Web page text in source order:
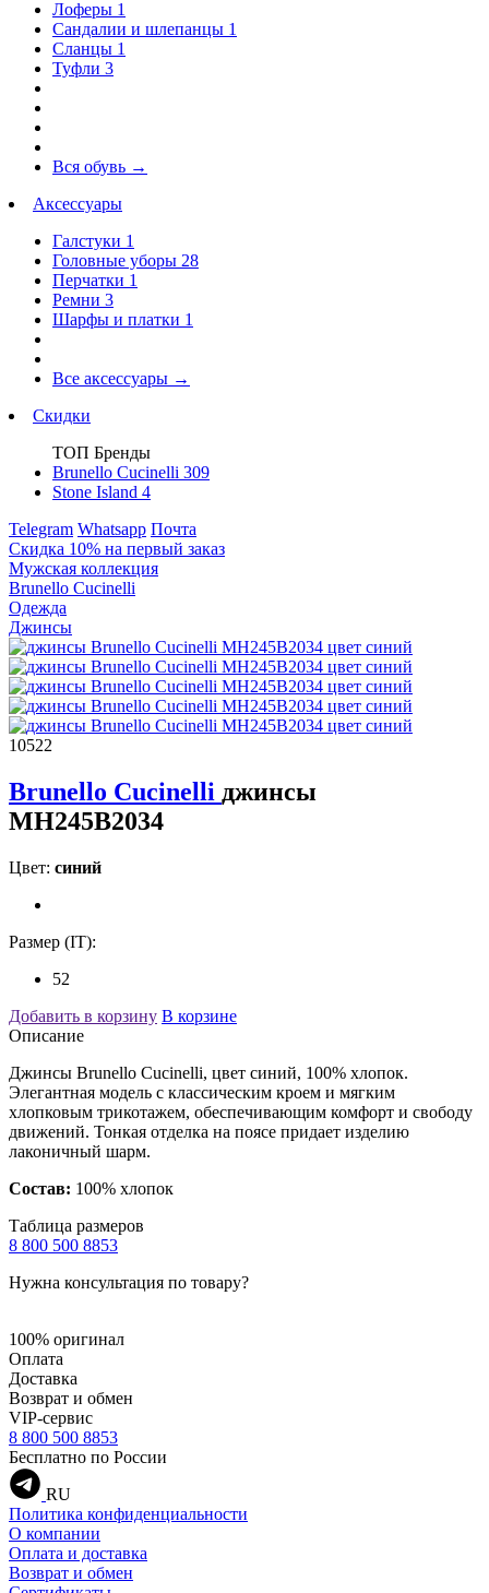
Лоферы 1
Сандалии и шлепанцы 1
Сланцы 1
Туфли 3
Вся обувь →
Аксессуары
Галстуки 1
Головные уборы 28
Перчатки 1
Ремни 3
Шарфы и платки 1
Все аксессуары →
Скидки
ТОП Бренды
Brunello Cucinelli 309
Stone Island 4
Telegram Whatsapp Почта
Скидка 10% на первый заказ
Мужская коллекция
Brunello Cucinelli
Одежда
Джинсы
10522
Brunello Cucinelli джинсы
MH245B2034
Цвет: синий
Размер (IT):
52
Добавить в корзину В корзине
Описание
Джинсы Brunello Cucinelli, цвет синий, 100% хлопок.
Элегантная модель с классическим кроем и мягким
хлопковым трикотажем, обеспечивающим комфорт и свободу
движений. Тонкая отделка на поясе придает изделию
лаконичный шарм.
Состав: 100% хлопок
Таблица размеров
8 800 500 8853
Нужна консультация по товару?
100% оригинал
Оплата
Доставка
Возврат и обмен
VIP-сервис
8 800 500 8853
Бесплатно по России
RU
Политика конфиденциальности
О компании
Оплата и доставка
Возврат и обмен